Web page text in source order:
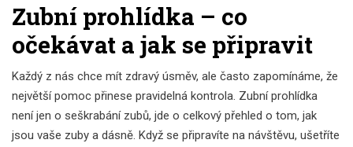
Zubní prohlídka – co
očekávat a jak se připravit
Každý z nás chce mít zdravý úsměv, ale často zapomínáme, že
největší pomoc přinese pravidelná kontrola. Zubní prohlídka
není jen o seškrabání zubů, jde o celkový přehled o tom, jak
jsou vaše zuby a dásně. Když se připravíte na návštěvu, ušetříte